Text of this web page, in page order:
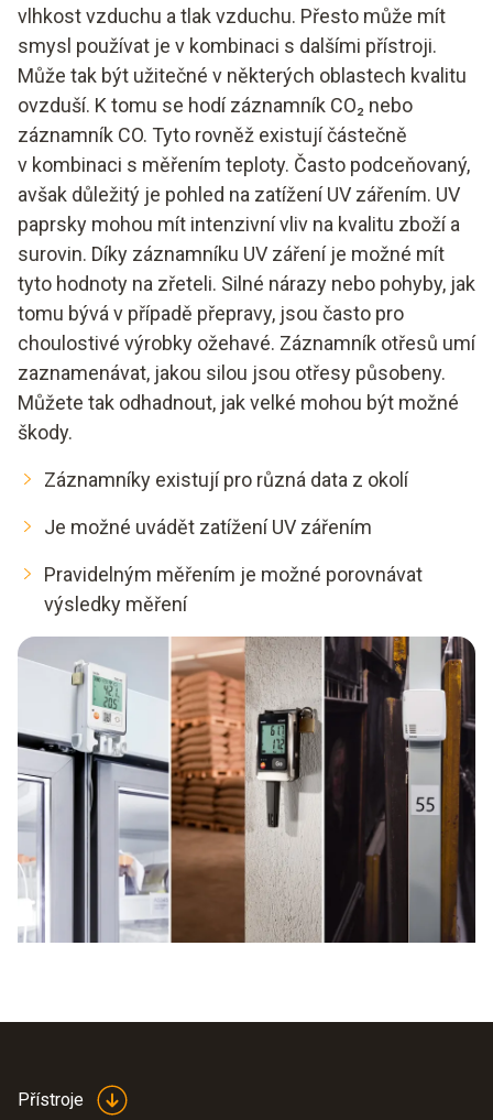
vlhkost vzduchu a tlak vzduchu. Přesto může mít
smysl používat je v kombinaci s dalšími přístroji.
Může tak být užitečné v některých oblastech kvalitu
ovzduší. K tomu se hodí záznamník CO₂ nebo
záznamník CO. Tyto rovněž existují částečně
v kombinaci s měřením teploty. Často podceňovaný,
avšak důležitý je pohled na zatížení UV zářením. UV
paprsky mohou mít intenzivní vliv na kvalitu zboží a
surovin. Díky záznamníku UV záření je možné mít
tyto hodnoty na zřeteli. Silné nárazy nebo pohyby, jak
tomu bývá v případě přepravy, jsou často pro
choulostivé výrobky ožehavé. Záznamník otřesů umí
zaznamenávat, jakou silou jsou otřesy působeny.
Můžete tak odhadnout, jak velké mohou být možné
škody.
Záznamníky existují pro různá data z okolí
Je možné uvádět zatížení UV zářením
Pravidelným měřením je možné porovnávat
výsledky měření
Přístroje